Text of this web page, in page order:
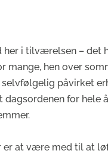
her i tilværelsen – det
mange, hen over
påvirket
dagsordenen for
er at være med til at